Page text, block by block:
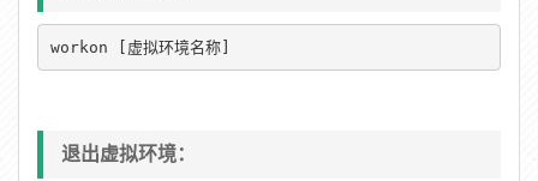
workon [虚拟环境名称]
退出虚拟环境：